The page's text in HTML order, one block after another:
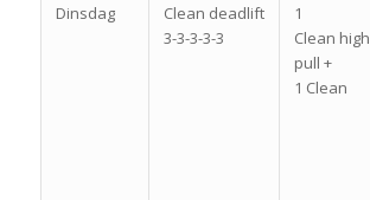
Dinsdag
Clean deadlift
3-3-3-3-3
1
Clean high
pull +
1 Clean